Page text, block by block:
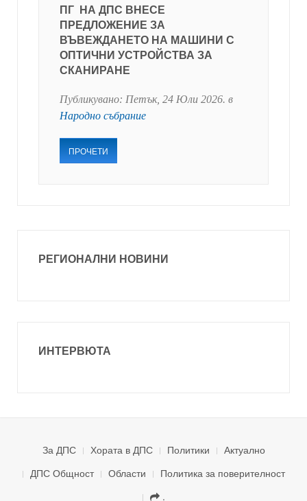
ПГ НА ДПС ВНЕСЕ
ПРЕДЛОЖЕНИЕ ЗА
ВЪВЕЖДАНЕТО НА МАШИНИ С
ОПТИЧНИ УСТРОЙСТВА ЗА
СКАНИРАНЕ
Публикувано: Петък, 24 Юли 2026. в
Народно събрание
ПРОЧЕТИ
РЕГИОНАЛНИ НОВИНИ
ИНТЕРВЮТА
За ДПС Хората в ДПС Политики
Актуално
ДПС Общност
Области
Политика за поверителност
.